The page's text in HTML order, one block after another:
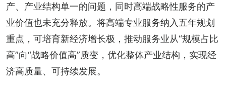
产、产业结构单一的问题，同时高端战略性服务的产
业价值也未充分释放。将高端专业服务纳入五年规划
重点，可培育新经济增长极，推动服务业从“规模占比
高”向“战略价值高”质变，优化整体产业结构，实现经
济高质量、可持续发展。